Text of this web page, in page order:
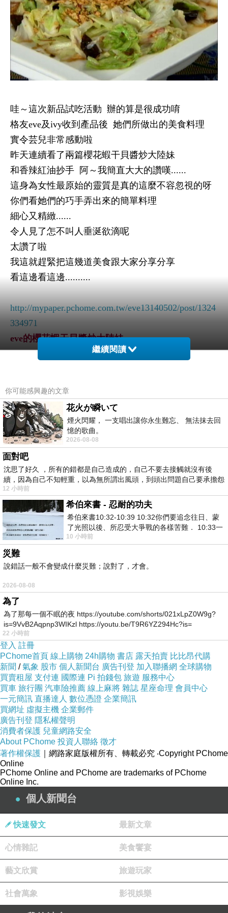
哇～這次新品試吃活動 辦的算是很成功唷
格友eve及ivy收到產品後 她們所做出的美食料理
實令芸兒非常感動啦
昨天連續看了兩篇櫻花蝦干貝醬炒大陸妹
和香辣紅油抄手 阿～我簡直大大的讚嘆......
這身為女性最原始的靈質是真的這麼不容忽視的呀
你們看她們的巧手弄出來的簡單料理
細心又精緻......
令人見了怎不叫人垂涎欲滴呢
太讚了啦
我這就趕緊把這幾道美食跟大家分享分享
看這邊看這邊..........
http://mypaper.pchome.com.tw/eve13140502/post/1324
334971
eve的櫻花蝦干貝醬炒大陸妹
http://http://mypaper.pchome.com.tw/sweetgarden2010/
http://mypaper.pchome.com.tw/eve13140502/post/1324
434111
eve的xo海鮮醬炒鮮雙菇
http://mypaper.pchome.com.tw/dreamergll/post/132445
3933
璇璇的遇見美味海鮮醬～一個人的簡單料理
http://mypaper.pchome.com.tw/eve13140502/post/1324
520398
eve的美味香辣油沾醬
芸兒真要谢谢
你們口中大讚的香辣油
芸兒告訴妳們啦
我的祕密武器就是
將將....我就是加入干貝酒下去所熬煮出來的啦
那當然是一點都沒偷工減料的
且是又香又辣又好吃又有味道囉 呵呵
芸兒也很高興自己製作的產品
能讓你們大家吃的盡興
這是最值得高興的事了
往後還有其他格友還會陸續美食料理分享唷
請大家敬請期待ㄏㄟ.......
繼續閱讀
你可能感興趣的文章
花火が瞬いて
煙火閃耀， 一支唱出讓你永生難忘、 無法抹去回
憶的歌曲。
2026-08-08
面對吧
沈思了好久 ，所有的錯都是自己造成的，自己不要去接觸就沒有後
續，因為自己不知輕重，以為無所謂出風頭，到頭出問題自己要承擔怨
不
12 小時前
希伯來書 - 忍耐的功夫
希伯來書10:32-10:39 10:32你們要追念往日、蒙
了光照以後、所忍受大爭戰的各樣苦難． 10:33一
面被毀謗、遭患難、成了戲景、叫眾人
10 小時前
災難
說錯話一般不會變成什麼災難；說對了，才會。
2026-08-08
為了
為了那每一個不眠的夜 https://youtube.com/shorts/021xLpZ0W9g?
is=9VvB2Aqpnp3WIKzl https://youtu.be/T9R6YZ294Hc?is=
22 小時前
登入 註冊
PChome首頁 線上購物 24h購物 書店 露天拍賣 比比昂代購
新聞 /氣象 股市 個人新聞台 廣告刊登 加入聯播網 全球購物
買賣租屋 支付連 國際連 Pi 拍錢包 旅遊 服務中心
買車 旅行團 汽車險推薦 線上麻將 雜誌 星座命理 會員中心
一元簡訊 直播達人 數位憑證 企業簡訊
買網址 虛擬主機 企業郵件
廣告刊登 隱私權聲明
消費者保護 兒童網路安全
About PChome 投資人聯絡 徵才
著作權保護 ｜網路家庭版權所有、轉載必究 ‧Copyright PChome
Online
PChome Online and PChome are trademarks of PChome
Online Inc.
個人新聞台
快速發文 最新文章
心情雜記 美食饗宴
藝文欣賞 旅遊玩家
社會萬象 影視娛樂